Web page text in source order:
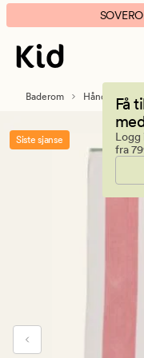
Cabana
Contrast
badehåndkle
banner.
Klikk
ESCAPE
pause.
Få
Logg
fra
Baderom Håndklær og
Siste sjanse